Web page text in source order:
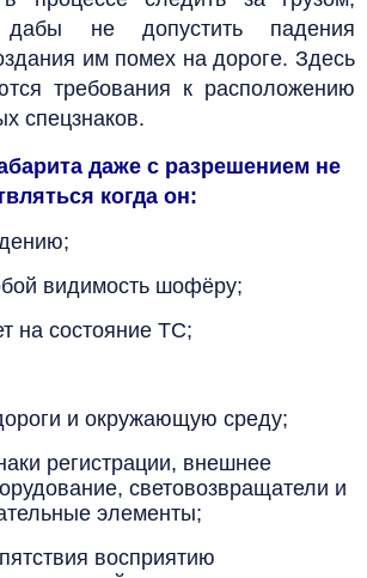
дабы не допустить падения
им помех на дороге. Здесь
требования к расположению
спецзнаков.
даже с разрешением не
когда он:
видимость шофёру;
на состояние ТС;
и окружающую среду;
регистрации, внешнее
световозвращатели и
элементы;
восприятию